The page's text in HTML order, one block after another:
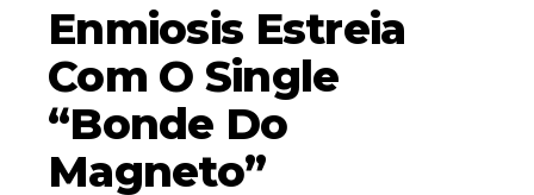
Enmiosis Estreia
Com O Single
“Bonde Do
Magneto”